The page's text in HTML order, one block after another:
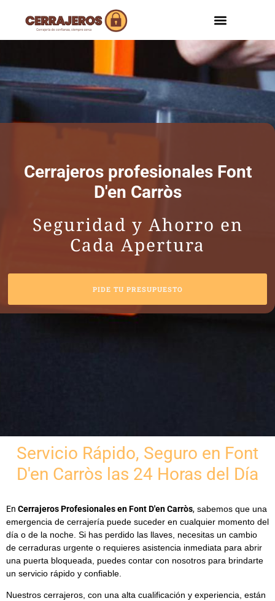
Cerrajeros profesionales Font
D'en Carròs
Seguridad y Ahorro en
Cada Apertura
PIDE TU PRESUPUESTO
Servicio Rápido, Seguro en Font
D'en Carròs las 24 Horas del Día
En Cerrajeros Profesionales en Font D'en Carròs, sabemos que una
emergencia de cerrajería puede suceder en cualquier momento del
día o de la noche. Si has perdido las llaves, necesitas un cambio
de cerraduras urgente o requieres asistencia inmediata para abrir
una puerta bloqueada, puedes contar con nosotros para brindarte
un servicio rápido y confiable.
Nuestros cerrajeros, con una alta cualificación y experiencia, están